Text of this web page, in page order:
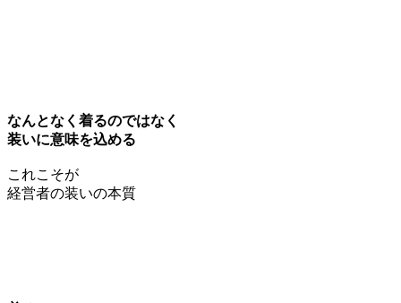
なんとなく着るのではなく
装いに意味を込める
これこそが
経営者の装いの本質